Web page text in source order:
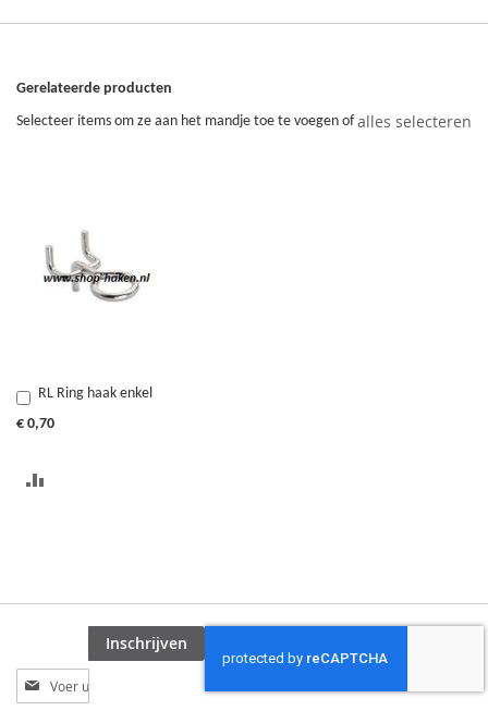
Gerelateerde producten
Selecteer items om ze aan het mandje toe te voegen ofalles selecteren
RL Ring haak enkel
€ 0,70
In
Abonneer
u
Inschrijven